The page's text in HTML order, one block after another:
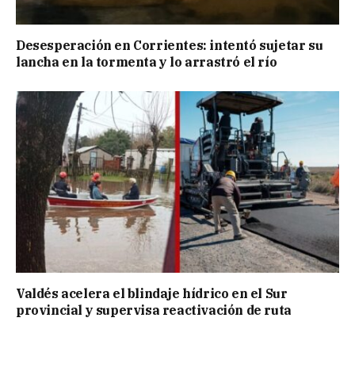
Desesperación en Corrientes: intentó sujetar su
lancha en la tormenta y lo arrastró el río
Valdés acelera el blindaje hídrico en el Sur
provincial y supervisa reactivación de ruta